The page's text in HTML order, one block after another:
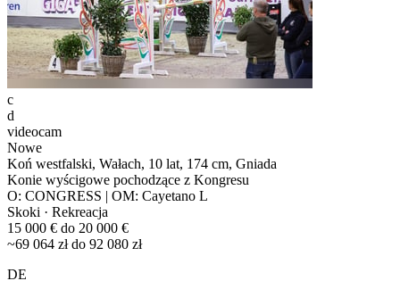
c
d
videocam
Nowe
Koń westfalski, Wałach, 10 lat, 174 cm, Gniada
Konie wyścigowe pochodzące z Kongresu
O: CONGRESS | OM: Cayetano L
Skoki · Rekreacja
15 000 € do 20 000 €
~69 064 zł do 92 080 zł
DE